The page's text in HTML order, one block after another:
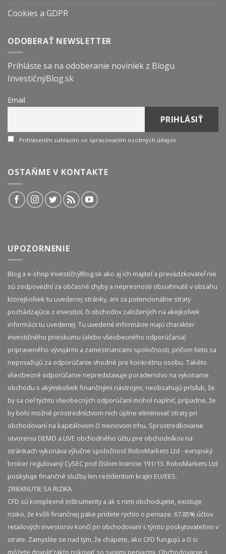
Cookies a GDPR
ODOBERAŤ NEWSLETTER
Prihláste sa na odoberanie noviniek z Blogu
InvestičnýBlog.sk
Email
Prihlásením súhlasím so spracovaním osobných údajov
OSTAŇME V KONTAKTE
UPOZORNENIE
Blog a e-shop InvestičnýBlog.sk ako aj ich majiteľ a prevádzkovateľ nie
sú zodpovední za občasné chyby a nepresnosti obsiahnuté v obsahu
ktorejkoľvek tu uvedenej stránky, ani za potencionálne straty
pochádzajúce z investícií, či obchodov založených na akejkoľvek
informácii tu uvedenej. Tu uvedené informácie majú charakter
investičného prieskumu (alebo všeobecného odporúčania)
pripraveného vývojármi a zamestnancami spoločnosti, pričom tieto sa
nepovažujú za odporúčanie vhodné pre konkrétnu osobu. Takéto
všeobecné odporúčanie nepredstavuje poradenstvo na vykonanie
obchodu s akýmikoľvek finančnými nástrojmi, neobsahujú prísľub, že
by sa cieľ týchto všeobecných odporúčaní mohol naplniť, prípadne, že
by bolo možné prostredníctvom nich úplne eliminovať straty pri
obchodovaní na kapitálovom či menovom trhu. Sprostredkovanie
otvorenia DEMO a LIVE obchodného účtu pre obchodníkov na
stránkach vykonáva výlučne spoločnosť RoboMarkets Ltd - evropský
broker regulovaný CySEC pod číslom licencie 191/13. RoboMarkets Ltd
poskytuje finančné služby len rezidentom krajín EU/EES.
ZRIEKNUTIE SA RIZIKA
CFD sú komplexné inštrumenty a ak s nimi obchodujete, existuje
riziko, že kvôli finančnej páke prídete rychlo o peniaze. 67.85% účtov
retailových investorov končí pri obchodovaní s týmto poskytovateľom v
strate. Zamyslite se nad tým, že chápete, ako CFD fungujú a či si
môžete dovoliť takto riskovať so svojimi peniazmi. Obchodovanie s